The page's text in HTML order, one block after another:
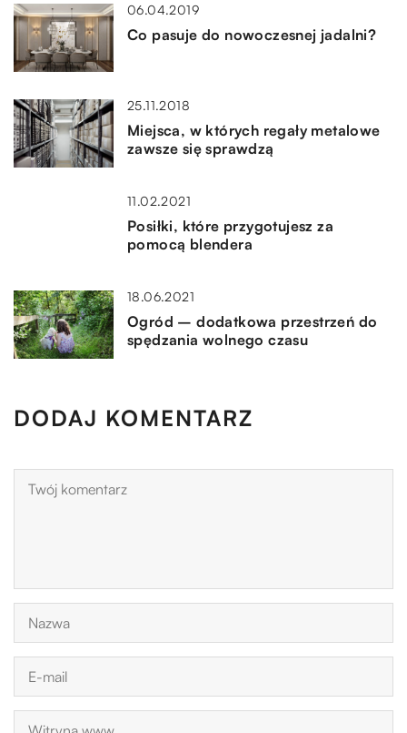
06.04.2019
Co pasuje do nowoczesnej jadalni?
25.11.2018
Miejsca, w których regały metalowe
zawsze się sprawdzą
11.02.2021
Posiłki, które przygotujesz za
pomocą blendera
18.06.2021
Ogród – dodatkowa przestrzeń do
spędzania wolnego czasu
DODAJ KOMENTARZ